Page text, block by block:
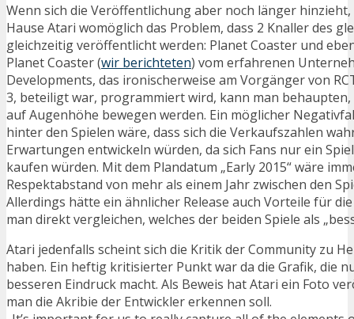
Wenn sich die Veröffentlichung aber noch länger
Hause Atari womöglich das Problem, dass 2 Knaller des
gleichzeitig veröffentlicht werden: Planet Coaster und
Planet Coaster (wir berichteten) vom erfahrenen
Developments, das ironischerweise am Vorgänger von
3, beteiligt war, programmiert wird, kann man behaupten,
auf Augenhöhe bewegen werden. Ein möglicher
hinter den Spielen wäre, dass sich die Verkaufszahlen
Erwartungen entwickeln würden, da sich Fans nur ein
kaufen würden. Mit dem Plandatum „Early 2015“ wäre
Respektabstand von mehr als einem Jahr zwischen den
Allerdings hätte ein ähnlicher Release auch Vorteile für
man direkt vergleichen, welches der beiden Spiele als
Atari jedenfalls scheint sich die Kritik der Community zu
haben. Ein heftig kritisierter Punkt war da die Grafik, die
besseren Eindruck macht. Als Beweis hat Atari ein Foto
man die Akribie der Entwickler erkennen soll.